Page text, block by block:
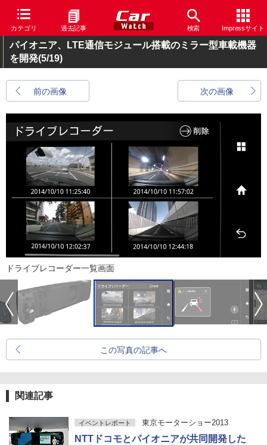
カテゴリ 過去記事 検索 Impressサイト
パイオニア、LTE通信モジュール搭載のミラー型車載機器
を開発(5/19)
前の画像 次の画像
ドライブレコーダー一覧画面
この写真の記事へ
関連記事
イベントレポート 東京モーターショー2013
NTTドコモとパイオニアが共同開発した